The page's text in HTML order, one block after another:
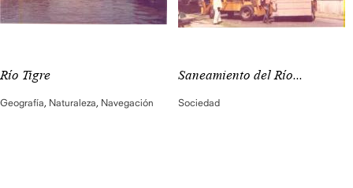
Río Tigre
Geografía, Naturaleza, Navegación
Saneamiento del Río...
Sociedad